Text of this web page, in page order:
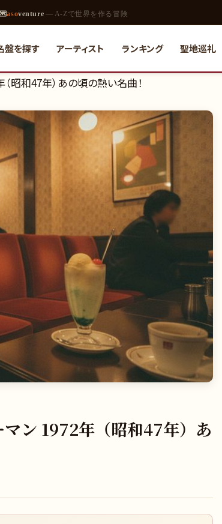
asoventure — A-Zで世界を作る冒険
盤を探す アーティスト ランキング 聖地巡礼
昭和47年）あの頃の熱い名曲！
ン 1972年（昭和47年）あ